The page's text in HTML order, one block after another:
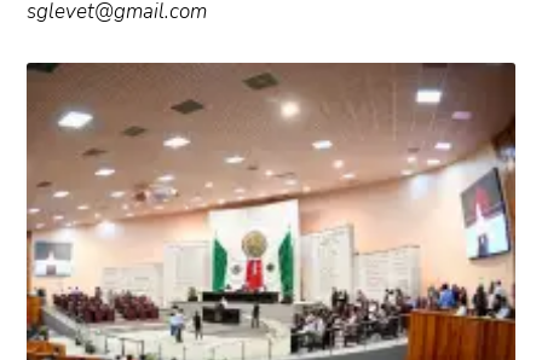
sglevet@gmail.com